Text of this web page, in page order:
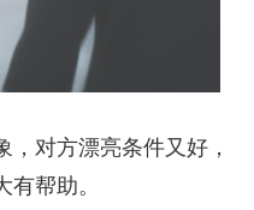
对方漂亮条件又好，
帮助。